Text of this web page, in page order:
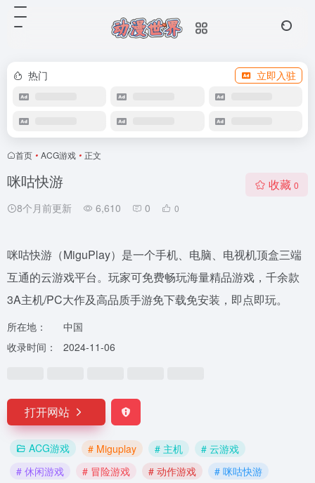
热门 立即入驻
首页 • ACG游戏 • 正文
咪咕快游
8个月前更新 6,610 0 0
收藏 0
咪咕快游（MiguPlay）是一个手机、电脑、电视机顶盒三端
互通的云游戏平台。玩家可免费畅玩海量精品游戏，千余款
3A主机/PC大作及高品质手游免下载免安装，即点即玩。
所在地：
中国
收录时间：
2024-11-06
打开网站
ACG游戏 # Miguplay # 主机
# 云游戏
# 休闲游戏
# 冒险游戏 # 动作游戏
# 咪咕快游